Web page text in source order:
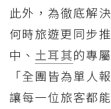
此外，為徹底解
何時旅遊更同步
中、 土耳其的專
「全團皆為單人
讓每一位旅客都